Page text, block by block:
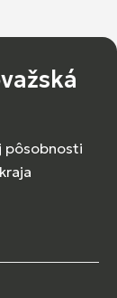
pôsobnosti